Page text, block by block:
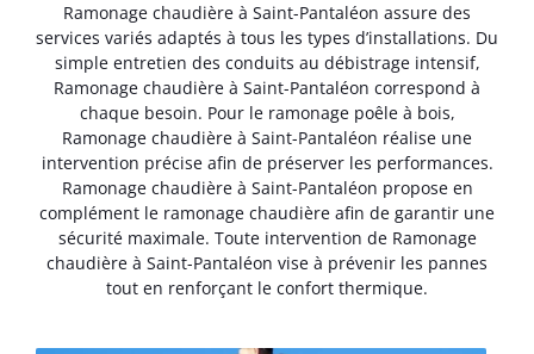
Ramonage chaudière à Saint-Pantaléon assure des
services variés adaptés à tous les types d’installations. Du
simple entretien des conduits au débistrage intensif,
Ramonage chaudière à Saint-Pantaléon correspond à
chaque besoin. Pour le ramonage poêle à bois,
Ramonage chaudière à Saint-Pantaléon réalise une
intervention précise afin de préserver les performances.
Ramonage chaudière à Saint-Pantaléon propose en
complément le ramonage chaudière afin de garantir une
sécurité maximale. Toute intervention de Ramonage
chaudière à Saint-Pantaléon vise à prévenir les pannes
tout en renforçant le confort thermique.